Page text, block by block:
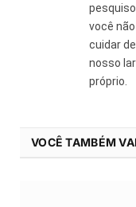
você
cuidar
nosso
próprio.
VOCÊ TAMBÉM